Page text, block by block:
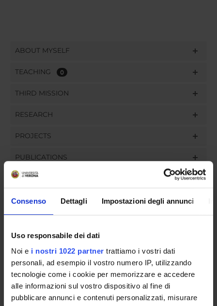
Consenso Dettagli Impostazioni degli annunci
Uso responsabile dei dati
Noi e i nostri 1022 partner trattiamo i vostri dati
personali, ad esempio il vostro numero IP, utilizzando
tecnologie come i cookie per memorizzare e accedere
alle informazioni sul vostro dispositivo al fine di
pubblicare annunci e contenuti personalizzati, misurare
ABOUT MYSELF
TEACHING 0
THIRD MISSION
RESEARCH
PROJECTS
PUBLICATIONS
ASSIGNMENTS
ORGANISATION
GOVERNANCE
COMMITTEES
DEPARTMENT ADMINISTRATION OFFICES